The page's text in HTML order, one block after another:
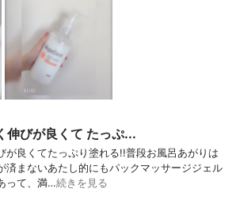
伸びが良くて たっぷ...
が良くてたっぷり塗れる!!普段お風呂あがりは
済まないあたし的にもパックマッサージジェル
って、満…続きを見る